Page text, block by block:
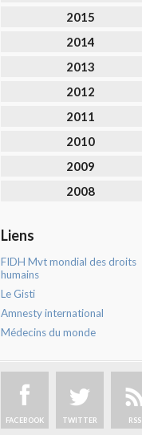
2015
2014
2013
2012
2011
2010
2009
2008
Liens
FIDH Mvt mondial des droits
humains
Le Gisti
Amnesty international
Médecins du monde
FACEBOOK TWITTER RSS